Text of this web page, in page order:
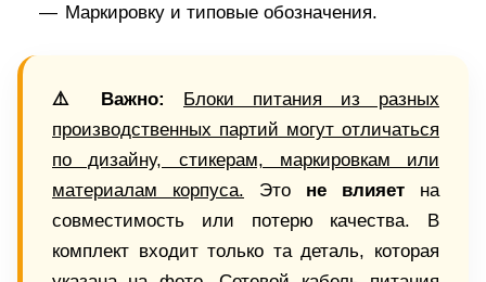
Маркировку и типовые обозначения.
⚠️ Важно:
Блоки питания из разных
производственных партий могут отличаться
по дизайну, стикерам, маркировкам или
материалам корпуса. Это не влияет на
совместимость или потерю качества. В
комплект входит только та деталь, которая